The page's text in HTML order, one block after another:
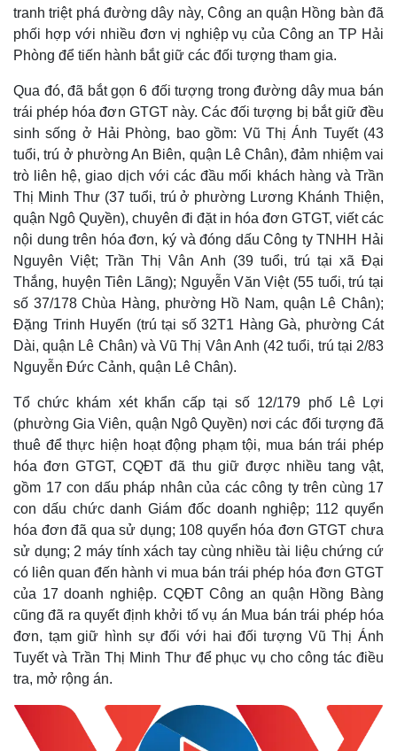
tranh triệt phá đường dây này, Công an quận Hồng bàn đã
phối hợp với nhiều đơn vị nghiệp vụ của Công an TP Hải
Phòng để tiến hành bắt giữ các đối tượng tham gia.
Qua đó, đã bắt gọn 6 đối tượng trong đường dây mua bán
trái phép hóa đơn GTGT này. Các đối tượng bị bắt giữ đều
sinh sống ở Hải Phòng, bao gồm: Vũ Thị Ánh Tuyết (43
tuổi, trú ở phường An Biên, quận Lê Chân), đảm nhiệm vai
trò liên hệ, giao dịch với các đầu mối khách hàng và Trần
Thị Minh Thư (37 tuổi, trú ở phường Lương Khánh Thiện,
quận Ngô Quyền), chuyên đi đặt in hóa đơn GTGT, viết các
nội dung trên hóa đơn, ký và đóng dấu Công ty TNHH Hải
Nguyên Việt; Trần Thị Vân Anh (39 tuổi, trú tại xã Đại
Thắng, huyện Tiên Lãng); Nguyễn Văn Việt (55 tuổi, trú tại
số 37/178 Chùa Hàng, phường Hồ Nam, quận Lê Chân);
Đặng Trinh Huyến (trú tại số 32T1 Hàng Gà, phường Cát
Dài, quận Lê Chân) và Vũ Thị Vân Anh (42 tuổi, trú tại 2/83
Nguyễn Đức Cảnh, quận Lê Chân).
Tổ chức khám xét khẩn cấp tại số 12/179 phố Lê Lợi
(phường Gia Viên, quận Ngô Quyền) nơi các đối tượng đã
thuê để thực hiện hoạt động phạm tội, mua bán trái phép
hóa đơn GTGT, CQĐT đã thu giữ được nhiều tang vật,
gồm 17 con dấu pháp nhân của các công ty trên cùng 17
con dấu chức danh Giám đốc doanh nghiệp; 112 quyển
hóa đơn đã qua sử dụng; 108 quyển hóa đơn GTGT chưa
sử dụng; 2 máy tính xách tay cùng nhiều tài liệu chứng cứ
có liên quan đến hành vi mua bán trái phép hóa đơn GTGT
của 17 doanh nghiệp. CQĐT Công an quận Hồng Bàng
cũng đã ra quyết định khởi tố vụ án Mua bán trái phép hóa
đơn, tạm giữ hình sự đối với hai đối tượng Vũ Thị Ánh
Tuyết và Trần Thị Minh Thư để phục vụ cho công tác điều
tra, mở rộng án.